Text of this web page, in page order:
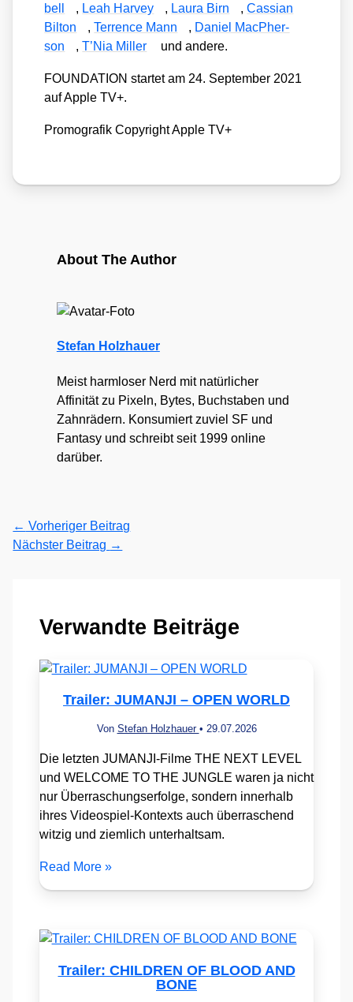
bell
, Leah Har­vey , Lau­ra Birn ,Cas­si­an
Bil­ton
,Ter­rence Mann , Dani­el MacPher­
son
,T’Nia Mil­ler und ande­re.
FOUNDATION star­tet am 24. Sep­tem­ber 2021
auf Apple TV+.
Pro­mo­gra­fik Copy­right Apple TV+
About The Author
Stefan Holzhauer
Meist harmloser Nerd mit natürlicher
Affinität zu Pixeln, Bytes, Buchstaben und
Zahnrädern. Konsumiert zuviel SF und
Fantasy und schreibt seit 1999 online
darüber.
← Vorheriger Beitrag
Nächster Beitrag →
Verwandte Beiträge
Trailer: JUMANJI – OPEN WORLD
Von Stefan Holzhauer • 29.07.2026
Die letzten JUMANJI-Filme THE NEXT LEVEL
und WELCOME TO THE JUNGLE waren ja nicht
nur Überraschungserfolge, sondern innerhalb
ihres Videospiel-Kontexts auch überraschend
witzig und ziemlich unterhaltsam.
Read More »
Trailer: CHILDREN OF BLOOD AND
BONE